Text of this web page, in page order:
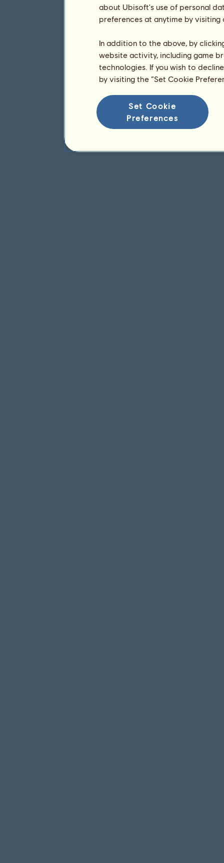
about Ubisoft's use of personal
preferences at anytime by
In addition to the above, by
website activity, including game
technologies. If you wish to
by visiting the “Set Cookie
Set Cookie
Preferences